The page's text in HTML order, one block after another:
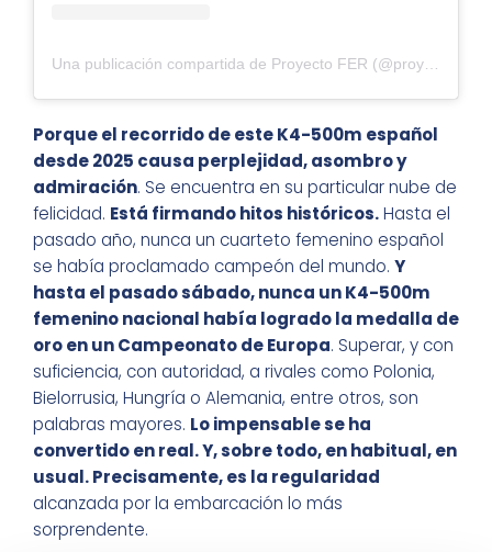
Una publicación compartida de Proyecto FER (@proyectofer)
Porque el recorrido de este K4-500m español
desde 2025 causa perplejidad, asombro y
admiración. Se encuentra en su particular nube de
felicidad. Está firmando hitos históricos.Hasta el
pasado año, nunca un cuarteto femenino español
se había proclamado campeón del mundo. Y
hasta el pasado sábado, nunca un K4-500m
femenino nacional había logrado la medalla de
oro en un Campeonato de Europa. Superar, y con
suficiencia, con autoridad, a rivales como Polonia,
Bielorrusia, Hungría o Alemania, entre otros, son
palabras mayores. Lo impensable se ha
convertido en real. Y, sobre todo, en habitual, en
usual. Precisamente, es la regularidad
alcanzada por la embarcación lo más
sorprendente.